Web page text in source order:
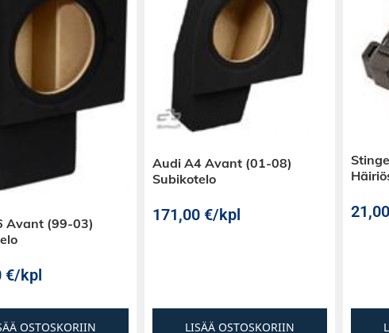
Avant (99-03)
€/kpl
OSTOSKORIIN
Audi A4 Avant (01-08)
Subikotelo
171,00 €/kpl
LISÄÄ OSTOSKORIIN
21,00